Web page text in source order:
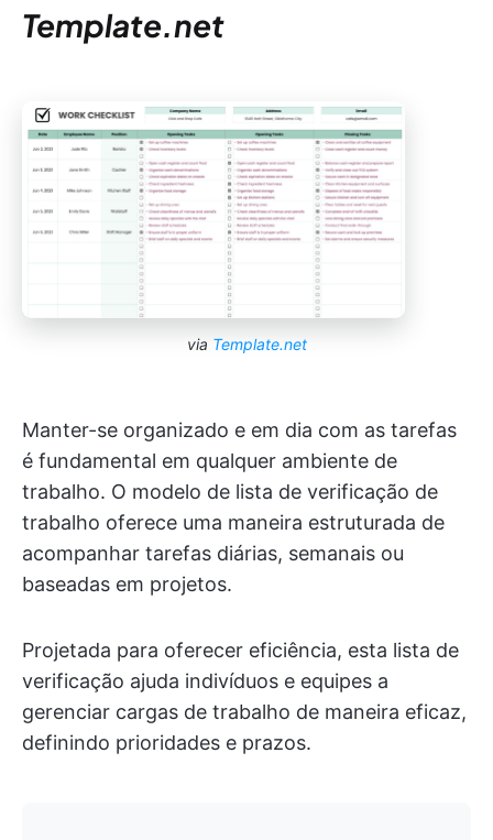
Template.net
via Template.net
Manter-se organizado e em dia com as tarefas
é fundamental em qualquer ambiente de
trabalho. O modelo de lista de verificação de
trabalho oferece uma maneira estruturada de
acompanhar tarefas diárias, semanais ou
baseadas em projetos.
Projetada para oferecer eficiência, esta lista de
verificação ajuda indivíduos e equipes a
gerenciar cargas de trabalho de maneira eficaz,
definindo prioridades e prazos.